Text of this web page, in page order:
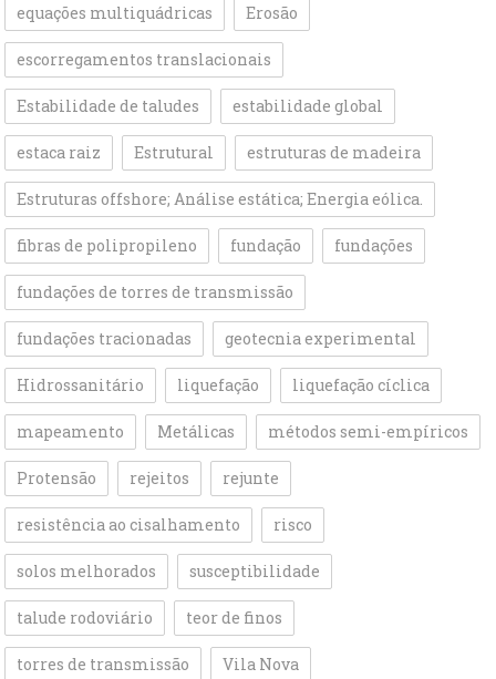
equações multiquádricas Erosão
escorregamentos translacionais
Estabilidade de taludes estabilidade global
estaca raiz Estrutural estruturas de madeira
Estruturas offshore; Análise estática; Energia eólica.
fibras de polipropileno fundação fundações
fundações de torres de transmissão
fundações tracionadas geotecnia experimental
Hidrossanitário liquefação liquefação cíclica
mapeamento Metálicas métodos semi-empíricos
Protensão rejeitos rejunte
resistência ao cisalhamento risco
solos melhorados susceptibilidade
talude rodoviário teor de finos
torres de transmissão Vila Nova